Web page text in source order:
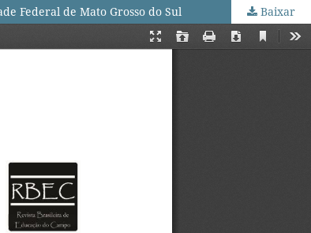
Federal de Mato Grosso do Sul Baixar